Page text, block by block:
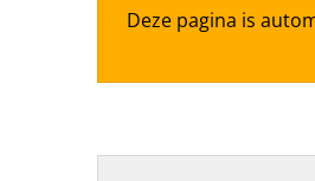
Deze pagina is